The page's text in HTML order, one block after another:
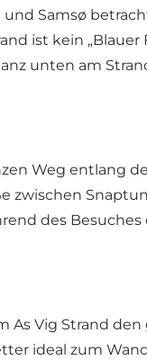
Samsø
ist kein
unten am
Weg entlang
zwischen
des
Vig Strand
ideal zum